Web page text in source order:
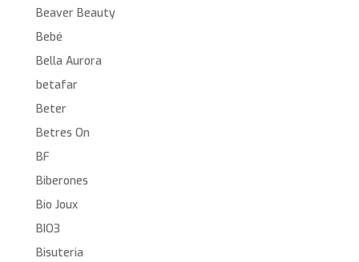
Beaver Beauty
Bebé
Bella Aurora
betafar
Beter
Betres On
BF
Biberones
Bio Joux
BIO3
Bisuteria